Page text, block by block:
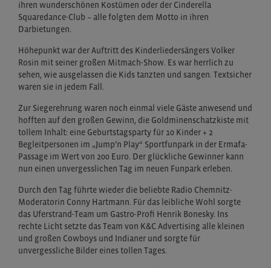
ihren wunderschönen Kostümen oder der Cinderella
Squaredance-Club – alle folgten dem Motto in ihren
Darbietungen.
Höhepunkt war der Auftritt des Kinderliedersängers Volker
Rosin mit seiner großen Mitmach-Show. Es war herrlich zu
sehen, wie ausgelassen die Kids tanzten und sangen. Textsicher
waren sie in jedem Fall.
Zur Siegerehrung waren noch einmal viele Gäste anwesend und
hofften auf den großen Gewinn, die Goldminenschatzkiste mit
tollem Inhalt: eine Geburtstagsparty für 10 Kinder + 2
Begleitpersonen im „Jump’n Play“ Sportfunpark in der Ermafa-
Passage im Wert von 200 Euro. Der glückliche Gewinner kann
nun einen unvergesslichen Tag im neuen Funpark erleben.
Durch den Tag führte wieder die beliebte Radio Chemnitz-
Moderatorin Conny Hartmann. Für das leibliche Wohl sorgte
das Uferstrand-Team um Gastro-Profi Henrik Bonesky. Ins
rechte Licht setzte das Team von K&C Advertising alle kleinen
und großen Cowboys und Indianer und sorgte für
unvergessliche Bilder eines tollen Tages.